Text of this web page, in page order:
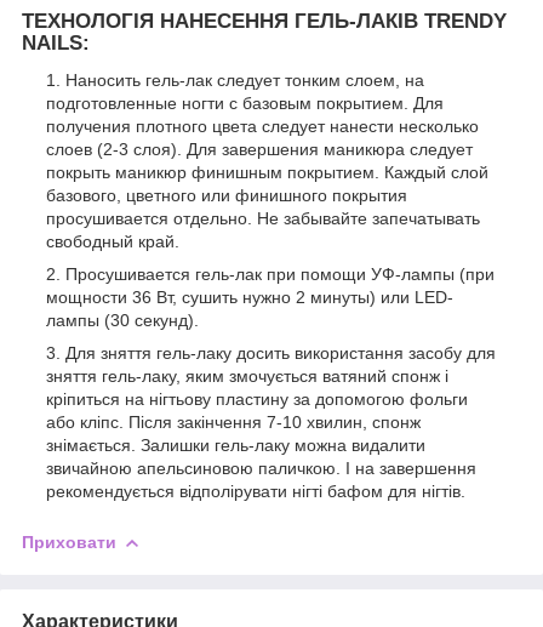
ТЕХНОЛОГІЯ НАНЕСЕННЯ ГЕЛЬ-ЛАКІВ TRENDY
NAILS:
Наносить гель-лак следует тонким слоем, на
подготовленные ногти с базовым покрытием. Для
получения плотного цвета следует нанести несколько
слоев (2-3 слоя). Для завершения маникюра следует
покрыть маникюр финишным покрытием. Каждый слой
базового, цветного или финишного покрытия
просушивается отдельно. Не забывайте запечатывать
свободный край.
Просушивается гель-лак при помощи УФ-лампы (при
мощности 36 Вт, сушить нужно 2 минуты) или LED-
лампы (30 секунд).
Для зняття гель-лаку досить використання засобу для
зняття гель-лаку, яким змочується ватяний спонж і
кріпиться на нігтьову пластину за допомогою фольги
або кліпс. Після закінчення 7-10 хвилин, спонж
знімається. Залишки гель-лаку можна видалити
звичайною апельсиновою паличкою. І на завершення
рекомендується відполірувати нігті бафом для нігтів.
Приховати
Характеристики